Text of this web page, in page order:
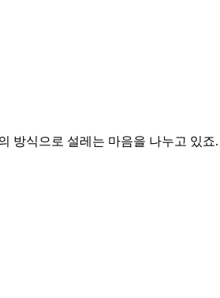
방식으로 설레는 마음을 나누고 있죠.